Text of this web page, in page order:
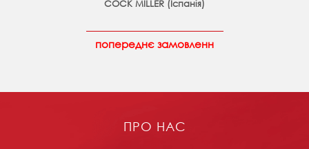
COCK MILLER (Іспанія)
попереднє замовленн
ПРО НАС